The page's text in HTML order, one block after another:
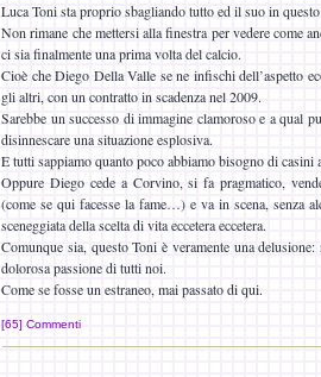
Luca Toni sta proprio sbagliando tutto ed il suo in
Non rimane che mettersi alla finestra per vedere come
ci sia finalmente una prima volta del calcio.
Cioè che Diego Della Valle se ne infischi dell’aspetto
gli altri, con un contratto in scadenza nel 2009.
Sarebbe un successo di immagine clamoroso e a qual
disinnescare una situazione esplosiva.
E tutti sappiamo quanto poco abbiamo bisogno di casini
Oppure Diego cede a Corvino, si fa pragmatico,
(come se qui facesse la fame…) e va in scena, senza
sceneggiata della scelta di vita eccetera eccetera.
Comunque sia, questo Toni è veramente una
dolorosa passione di tutti noi.
Come se fosse un estraneo, mai passato di qui.
[65] Commenti